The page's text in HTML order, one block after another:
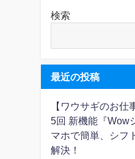
検索
最近の投稿
【ワウサギのお仕
5回 新機能『Wow
マホで簡単、シフ
解決！